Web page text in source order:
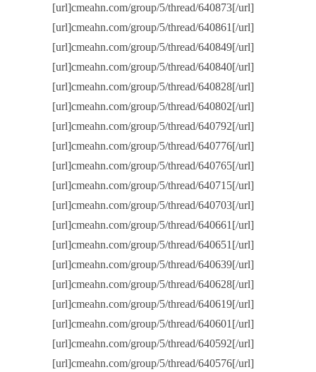
[url]cmeahn.com/group/5/thread/640873[/url]
[url]cmeahn.com/group/5/thread/640861[/url]
[url]cmeahn.com/group/5/thread/640849[/url]
[url]cmeahn.com/group/5/thread/640840[/url]
[url]cmeahn.com/group/5/thread/640828[/url]
[url]cmeahn.com/group/5/thread/640802[/url]
[url]cmeahn.com/group/5/thread/640792[/url]
[url]cmeahn.com/group/5/thread/640776[/url]
[url]cmeahn.com/group/5/thread/640765[/url]
[url]cmeahn.com/group/5/thread/640715[/url]
[url]cmeahn.com/group/5/thread/640703[/url]
[url]cmeahn.com/group/5/thread/640661[/url]
[url]cmeahn.com/group/5/thread/640651[/url]
[url]cmeahn.com/group/5/thread/640639[/url]
[url]cmeahn.com/group/5/thread/640628[/url]
[url]cmeahn.com/group/5/thread/640619[/url]
[url]cmeahn.com/group/5/thread/640601[/url]
[url]cmeahn.com/group/5/thread/640592[/url]
[url]cmeahn.com/group/5/thread/640576[/url]